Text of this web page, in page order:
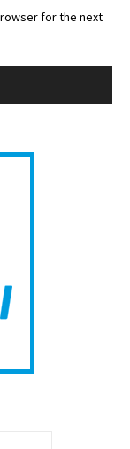
for the next